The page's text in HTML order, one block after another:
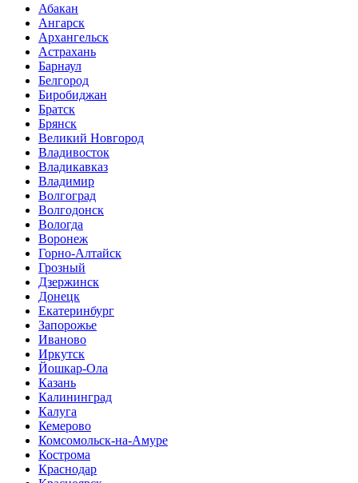
Абакан
Ангарск
Архангельск
Астрахань
Барнаул
Белгород
Биробиджан
Братск
Брянск
Великий Новгород
Владивосток
Владикавказ
Владимир
Волгоград
Волгодонск
Вологда
Воронеж
Горно-Алтайск
Грозный
Дзержинск
Донецк
Екатеринбург
Запорожье
Иваново
Иркутск
Йошкар-Ола
Казань
Калининград
Калуга
Кемерово
Комсомольск-на-Амуре
Кострома
Краснодар